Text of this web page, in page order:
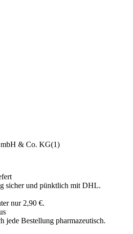
& Co. KG(1)
sicher und pünktlich mit DHL.
nur 2,90 €.
jede Bestellung pharmazeutisch.